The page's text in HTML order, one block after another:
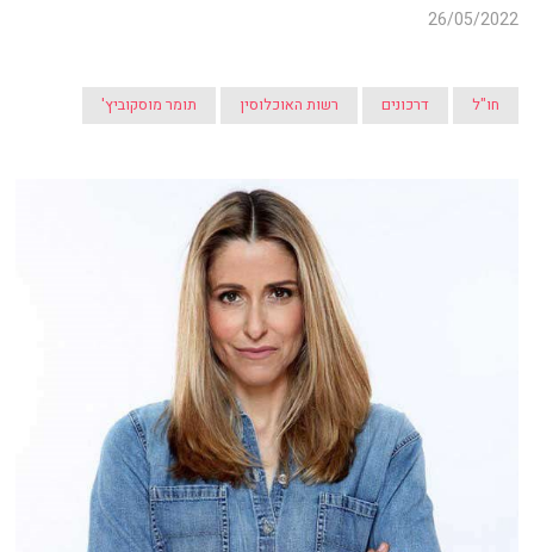
26/05/2022
חו"ל דרכונים רשות האוכלוסין תומר מוסקוביץ'